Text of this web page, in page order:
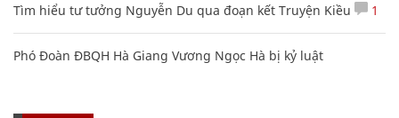
Tìm hiểu tư tưởng Nguyễn Du qua đoạn kết Truyện Kiều 1
Phó Đoàn ĐBQH Hà Giang Vương Ngọc Hà bị kỷ luật